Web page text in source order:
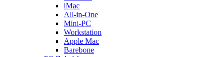
iMac
All-in-One
Mini-PC
Workstation
Apple Mac
Barebone